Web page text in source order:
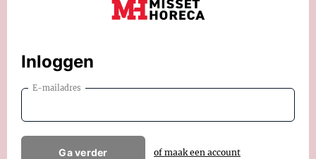
Inloggen
E-mailadres
Ga verder of maak een account